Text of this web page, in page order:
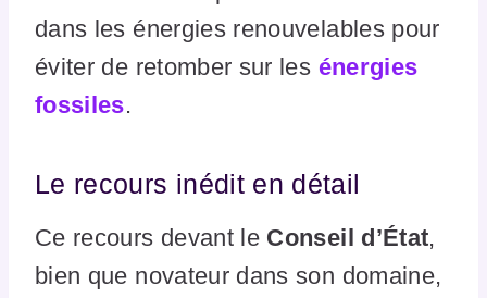
dans les énergies renouvelables pour
éviter de retomber sur les énergies
fossiles.
Le recours inédit en détail
Ce recours devant le Conseil d’État,
bien que novateur dans son domaine,